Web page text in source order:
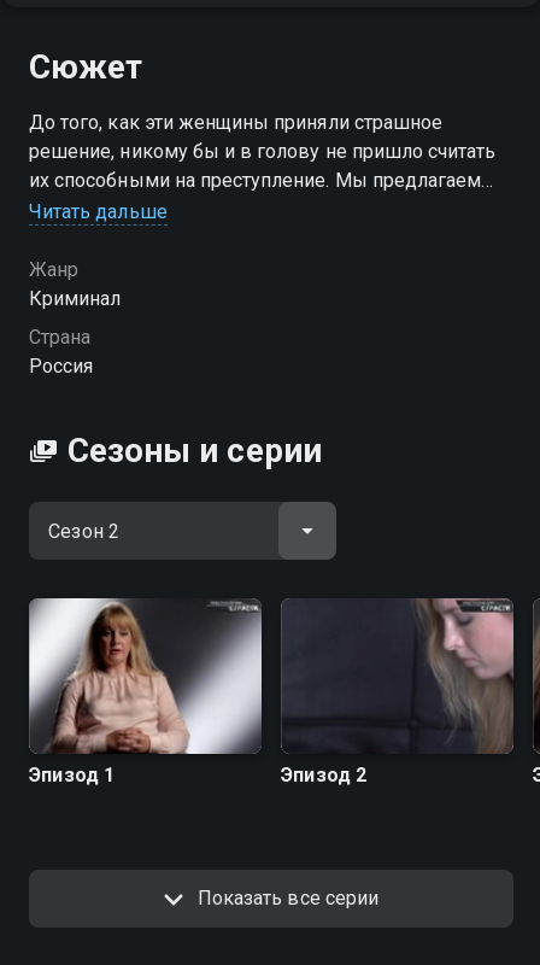
Сюжет
До того, как эти женщины приняли страшное
решение, никому бы и в голову не пришло считать
их способными на преступление. Мы предлагаем
рассмотреть каждую трагедию с точки зрения не
какие события и переживания в прошлом наших
героинь заставили их поверить, будто все средства
хороши в борьбе за личное счастье. Что заставило
их перешагнуть черту? Ненависть, ревность или…
Посмотреть онлайн 2 сезон сериала Преступления
страсти вы можете совершенно бесплатно в
хорошем HD качестве на Смотрёшке
Читать дальше
Жанр
Криминал
Страна
Россия
Сезоны и серии
Эпизод 1 Эпизод 2
Показать все серии